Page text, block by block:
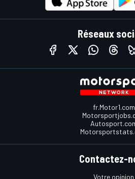
Réseaux
fr.Motor1.com
Contactez-
Votre opinion